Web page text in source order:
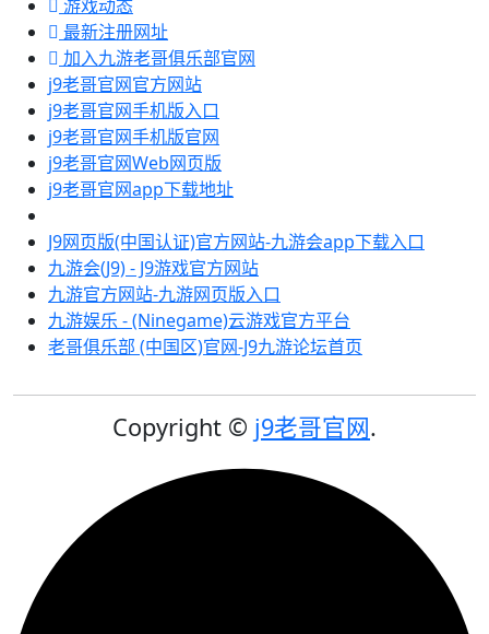
游戏动态
最新注册网址
加入九游老哥俱乐部官网
j9老哥官网官方网站
j9老哥官网手机版入口
j9老哥官网手机版官网
j9老哥官网Web网页版
j9老哥官网app下载地址
J9网页版(中国认证)官方网站-九游会app下载入口
九游会(J9) - J9游戏官方网站
九游官方网站-九游网页版入口
九游娱乐 - (Ninegame)云游戏官方平台
老哥俱乐部 (中国区)官网-J9九游论坛首页
Copyright © j9老哥官网.